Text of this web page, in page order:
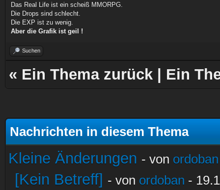
Das Real Life ist ein scheiß MMORPG.
Die Drops sind schlecht.
Die EXP ist zu wenig.
Aber die Grafik ist geil !
Suchen
« Ein Thema zurück Ein
Nachrichten in diesem Thema
Kleine Änderungen - von ordoban
[Kein Betreff] - von ordoban -